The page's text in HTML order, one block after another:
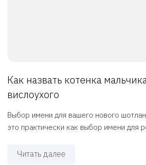
Как назвать котенка
вислоухого
Выбор имени для вашего нового
это практически как выбор имени для
Читать далее